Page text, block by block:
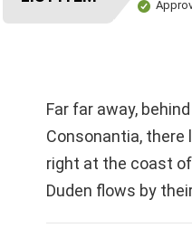
Far far away,
Consonantia, there
right at the coast
Duden flows by